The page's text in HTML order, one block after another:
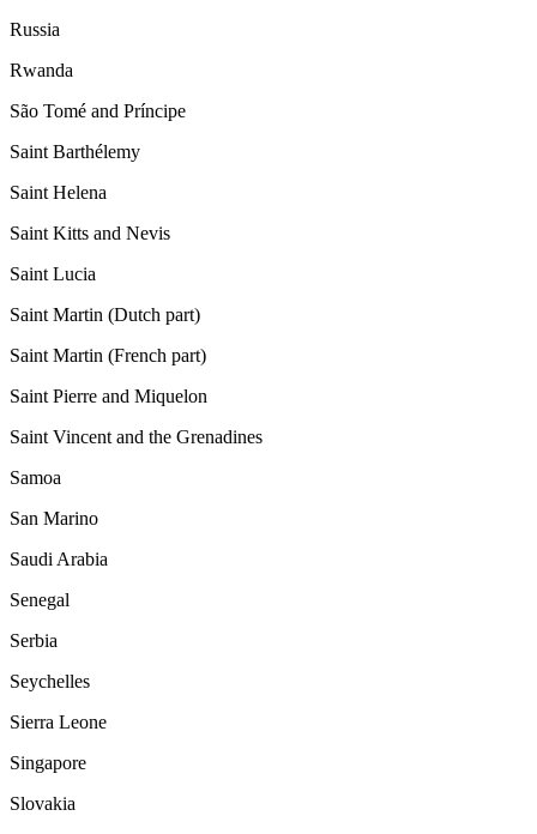
Russia
Rwanda
São Tomé and Príncipe
Saint Barthélemy
Saint Helena
Saint Kitts and Nevis
Saint Lucia
Saint Martin (Dutch part)
Saint Martin (French part)
Saint Pierre and Miquelon
Saint Vincent and the Grenadines
Samoa
San Marino
Saudi Arabia
Senegal
Serbia
Seychelles
Sierra Leone
Singapore
Slovakia